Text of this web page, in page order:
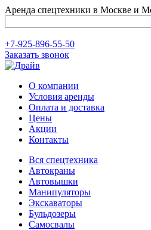
Аренда спецтехники в Москве и
+7-925-896-55-50
Заказать звонок
О компании
Условия аренды
Оплата и доставка
Цены
Акции
Контакты
Вся спецтехника
Автокраны
Автовышки
Манипуляторы
Экскаваторы
Бульдозеры
Самосвалы